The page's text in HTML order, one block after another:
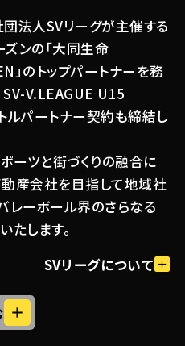
法人SVリーグが主催する
ンの「大同生命
のトップパートナーを務
SV-V.LEAGUE U15
ルパートナー契約も締結し
ーツと街づくりの融合に
産会社を目指して地域社
レーボール界のさらなる
たします。
SVリーグについて
STAR
CLINIC supported
GROUP」を開催～
もたちの夢と挑戦を
ループとSVリーグ、新
」を開設